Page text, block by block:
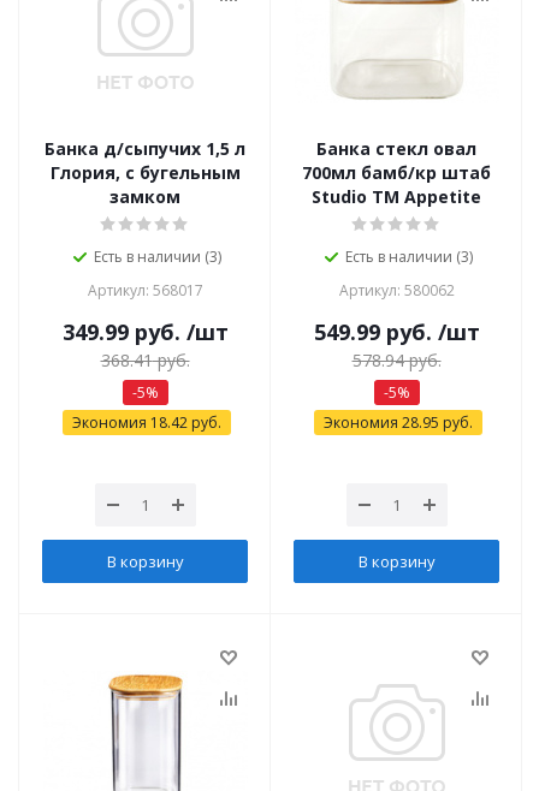
Банка д/сыпучих 1,5 л
Глория, с бугельным
замком
Есть в наличии (3)
Артикул: 568017
349.99руб. /шт
368.41руб.
-5%
Экономия 18.42 руб.
В корзину
Банка стекл овал
700мл бамб/кр штаб
Studio TM Appetite
Есть в наличии (3)
Артикул: 580062
549.99руб. /шт
578.94руб.
-5%
Экономия 28.95 руб.
В корзину